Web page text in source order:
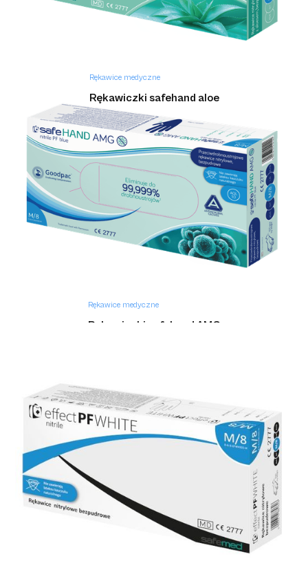
Rękawice medyczne
Rękawiczki safehand aloe
Rękawice medyczne
Rękawiczki safehand AMG